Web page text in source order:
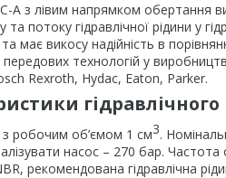
A з лівим напрямком обертання
потоку гідравлічної рідини у
має викосу надійність в
технологій у
Rexroth, Hydac, Eaton, Parker.
гідравлічного
з робочим об’ємом 1 см3.
насос – 270 бар.
рекомендована гідравлічна